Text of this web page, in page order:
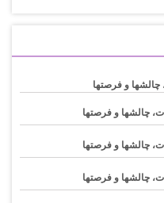
چالشها و فرصتها
چالشها و فرصتها
چالشها و فرصتها
چالشها و فرصتها